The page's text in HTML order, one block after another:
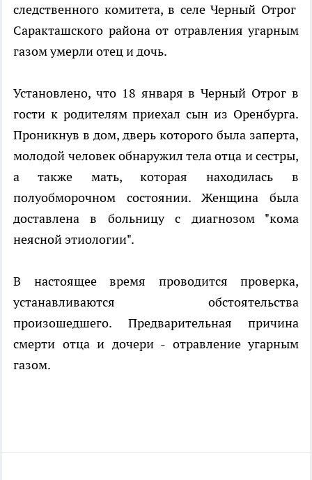
следственного комитета, в селе Черный Отрог
Саракташского района от отравления угарным
газом умерли отец и дочь.
Установлено, что 18 января в Черный Отрог в
гости к родителям приехал сын из Оренбурга.
Проникнув в дом, дверь которого была заперта,
молодой человек обнаружил тела отца и сестры,
а также мать, которая находилась в
полуобморочном состоянии. Женщина была
доставлена в больницу с диагнозом "кома
неясной этиологии".
В настоящее время проводится проверка,
устанавливаются обстоятельства
произошедшего. Предварительная причина
смерти отца и дочери - отравление угарным
газом.